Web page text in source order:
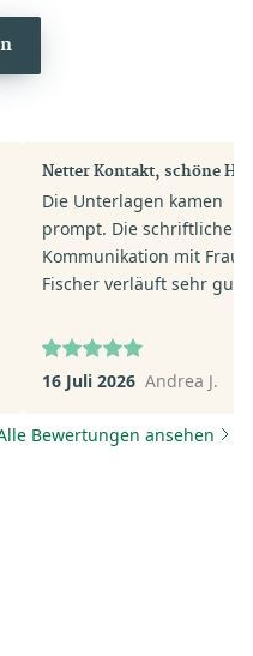
Netter Kontakt, schöne
Die Unterlagen kamen
prompt. Die schriftliche
Kommunikation mit Frau
Fischer verläuft sehr gut.
auf Fragen.
16 Juli 2026 Andrea J.
Bewertungen ansehen